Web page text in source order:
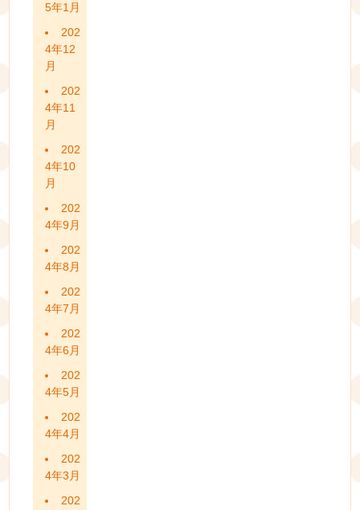
5年1月
202
4年12
月
202
4年11
月
202
4年10
月
202
4年9月
202
4年8月
202
4年7月
202
4年6月
202
4年5月
202
4年4月
202
4年3月
202